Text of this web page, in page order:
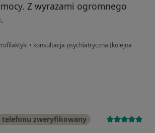
Z wyrazami ogromnego
• konsultacja psychiatryczna (kolejna
Anna
telefonu zweryfikowany